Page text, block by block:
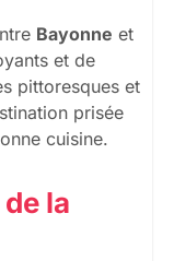
Bayonne et
et de
pittoresques et
prisée
cuisine.
la